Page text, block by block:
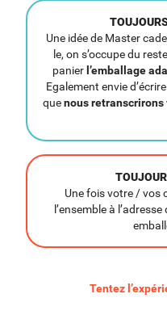
Une idée de Master
le, on s’occupe du
panier l’emballage
Egalement envie
quenous retranscrirons
Une fois votre / vos
l’ensemble à l’adresse
Tentez